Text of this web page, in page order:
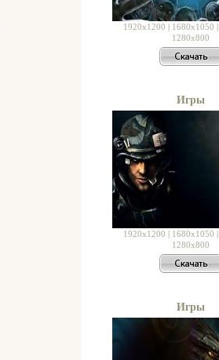
1920x1200 | 1680x1050
1280x800
Игры
1920x1200 | 1680x1050
1280x800
Игры